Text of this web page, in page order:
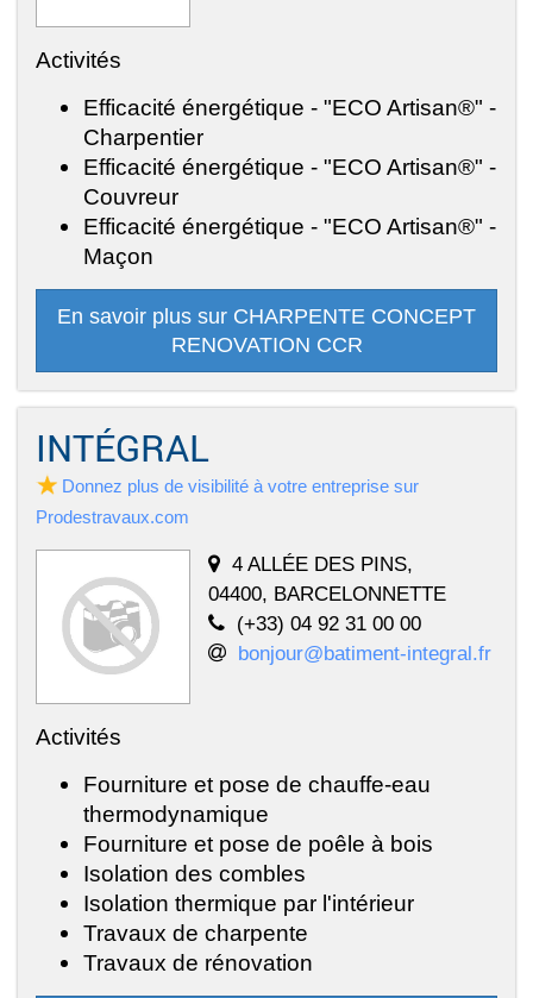
Activités
Efficacité énergétique - "ECO Artisan®" -
Charpentier
Efficacité énergétique - "ECO Artisan®" -
Couvreur
Efficacité énergétique - "ECO Artisan®" -
Maçon
En savoir plus sur CHARPENTE CONCEPT
RENOVATION CCR
INTÉGRAL
Donnez plus de visibilité à votre entreprise sur
Prodestravaux.com
4 ALLÉE DES PINS,
04400, BARCELONNETTE
(+33) 04 92 31 00 00
bonjour@batiment-integral.fr
Activités
Fourniture et pose de chauffe-eau
thermodynamique
Fourniture et pose de poêle à bois
Isolation des combles
Isolation thermique par l'intérieur
Travaux de charpente
Travaux de rénovation